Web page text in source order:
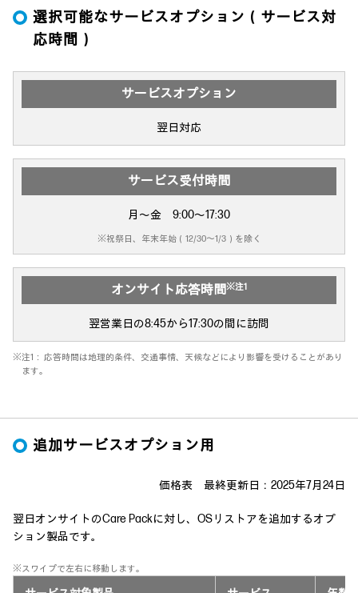
選択可能なサービスオプション（サービス対
応時間）
サービスオプション
翌日対応
サービス受付時間
月～金 9:00～17:30
※祝祭日、年末年始（12/30～1/3）を除く
オンサイト応答時間※注1
翌営業日の8:45から17:30の間に訪問
※注1： 応答時間は地理的条件、交通事情、天候などにより影響を受けることがあり
ます。
追加サービスオプション用
価格表 最終更新日：2025年7月24日
翌日オンサイトのCare Packに対し、OSリストアを追加するオプ
ション製品です。
※スワイプで左右に移動します。